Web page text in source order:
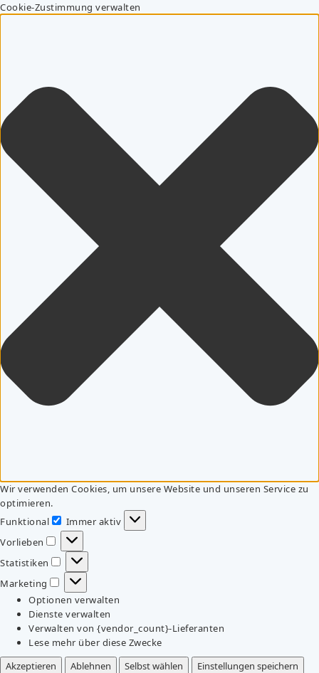
Cookie-Zustimmung verwalten
Wir verwenden Cookies, um unsere Website und unseren Service zu
optimieren.
Funktional
Funktional
Immer aktiv
Vorlieben
Vorlieben
Statistiken
Statistiken
Marketing
Marketing
Optionen verwalten
Dienste verwalten
Verwalten von {vendor_count}-Lieferanten
Lese mehr über diese Zwecke
Akzeptieren
Ablehnen Selbst wählen
Einstellungen speichern